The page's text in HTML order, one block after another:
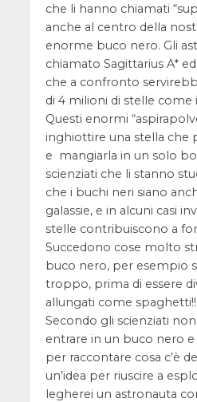
che li hanno chiamati
anche al centro della
enorme buco nero. Gli
chiamato Sagittarius A*
che a confronto
di 4 milioni di stelle come
Questi enormi
inghiottire una stella che
e mangiarla in un solo
scienziati che li stanno
che i buchi neri siano
galassie, e in alcuni casi
stelle contribuiscono a
Succedono cose molto
buco nero, per esempio
troppo, prima di essere
allungati come spaghetti!!
Secondo gli scienziati
entrare in un buco nero
per raccontare cosa c’è
un’idea per riuscire a
legherei un astronauta